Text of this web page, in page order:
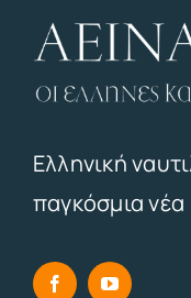
Ελληνική
παγκόσμια νέα